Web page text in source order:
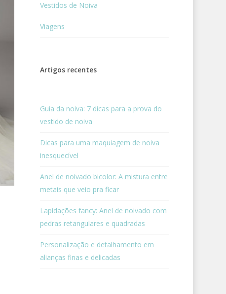
Vestidos de Noiva
Viagens
Artigos recentes
Guia da noiva: 7 dicas para a prova do
vestido de noiva
Dicas para uma maquiagem de noiva
inesquecível
Anel de noivado bicolor: A mistura entre
metais que veio pra ficar
Lapidações fancy: Anel de noivado com
pedras retangulares e quadradas
Personalização e detalhamento em
alianças finas e delicadas